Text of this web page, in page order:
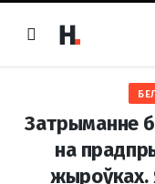
Затрыманне
на
жыроўках.